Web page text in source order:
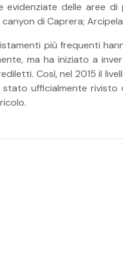
delle aree
di Caprera;
più frequenti
ma ha iniziato a
Così, nel 2015 il
ufficialmente rivisto